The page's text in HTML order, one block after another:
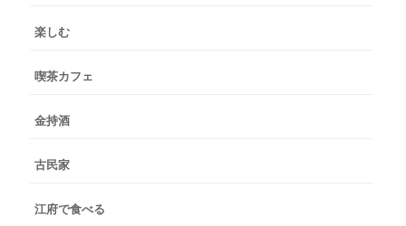
楽しむ
喫茶カフェ
金持酒
古民家
江府で食べる